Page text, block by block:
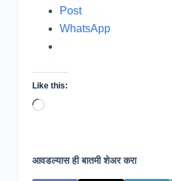
Post
WhatsApp
Like this:
Loading…
आवडल्यास ही बातमी शेअर करा